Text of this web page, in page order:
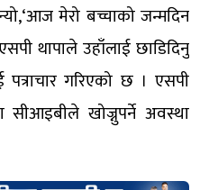
मेरो बच्चाको जन्मदिन
थापाले उहाँलाई छाडिदिनु
गरिएको छ । एसपी
सीआइबीले खोज्नुपर्ने अवस्था